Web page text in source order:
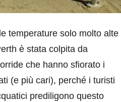
temperature solo molto alte
è stata colpita da
che hanno sfiorato i
(e più cari), perché i turisti
prediligono questo